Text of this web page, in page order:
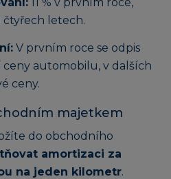
11 % v prvním roce,
čtyřech letech.
V prvním roce se odpis
automobilu, v dalších
ceny.
majetkem
do obchodního
amortizaci za
na jeden kilometr.